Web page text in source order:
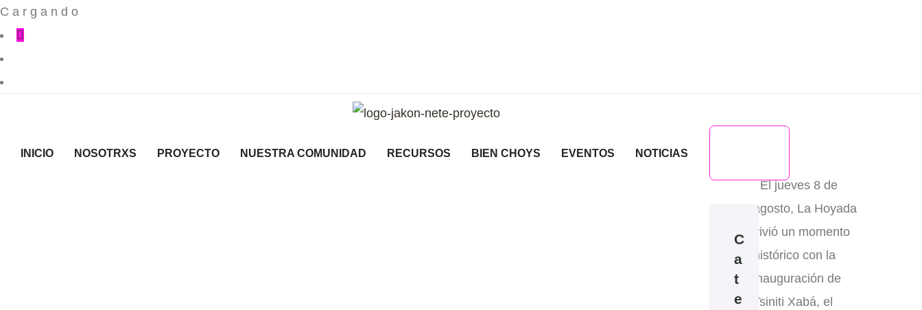
C a r g a n d o
INICIO NOSOTRXS PROYECTO NUESTRA COMUNIDAD RECURSOS BIEN CHOYS EVENTOS NOTICIAS
El jueves 8 de
agosto, La Hoyada
vivió un momento
histórico con la
inauguración de
Tsiniti Xabá, el
C
a
t
e